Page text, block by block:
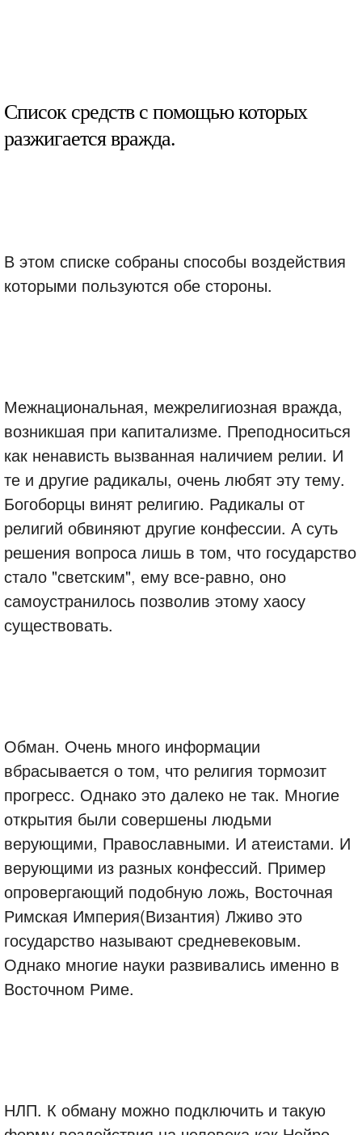
Список средств с помощью которых
разжигается вражда.
В этом списке собраны способы воздействия
которыми пользуются обе стороны.
Межнациональная, межрелигиозная вражда,
возникшая при капитализме. Преподноситься
как ненависть вызванная наличием релии. И
те и другие радикалы, очень любят эту тему.
Богоборцы винят религию. Радикалы от
религий обвиняют другие конфессии. А суть
решения вопроса лишь в том, что государство
стало "светским", ему все-равно, оно
самоустранилось позволив этому хаосу
существовать.
Обман. Очень много информации
вбрасывается о том, что религия тормозит
прогресс. Однако это далеко не так. Многие
открытия были совершены людьми
верующими, Православными. И атеистами. И
верующими из разных конфессий. Пример
опровергающий подобную ложь, Восточная
Римская Империя(Византия) Лживо это
государство называют средневековым.
Однако многие науки развивались именно в
Восточном Риме.
НЛП. К обману можно подключить и такую